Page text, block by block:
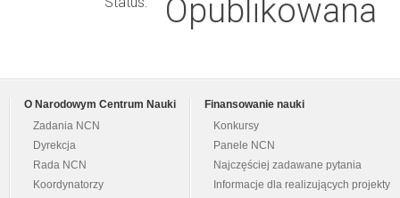
Opublikowana
O Narodowym Centrum Nauki
Zadania NCN
Dyrekcja
Rada NCN
Koordynatorzy
Finansowanie nauki
Konkursy
Panele NCN
Najczęściej zadawane pytania
Informacje dla realizujących projekty